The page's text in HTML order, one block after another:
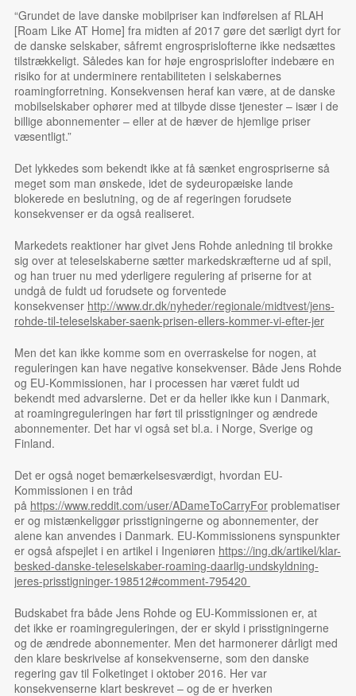
“Grundet de lave danske mobilpriser kan indførelsen af RLAH
[Roam Like AT Home] fra midten af 2017 gøre det særligt dyrt for
de danske selskaber, såfremt engrosprislofterne ikke nedsættes
tilstrækkeligt. Således kan for høje engrosprislofter indebære en
risiko for at underminere rentabiliteten i selskabernes
roamingforretning. Konsekvensen heraf kan være, at de danske
mobilselskaber ophører med at tilbyde disse tjenester – især i de
billige abonnementer – eller at de hæver de hjemlige priser
væsentligt.”
Det lykkedes som bekendt ikke at få sænket engrospriserne så
meget som man ønskede, idet de sydeuropæiske lande
blokerede en beslutning, og de af regeringen forudsete
konsekvenser er da også realiseret.
Markedets reaktioner har givet Jens Rohde anledning til brokke
sig over at teleselskaberne sætter markedskræfterne ud af spil,
og han truer nu med yderligere regulering af priserne for at
undgå de fuldt ud forudsete og forventede
konsekvenser http://www.dr.dk/nyheder/regionale/midtvest/jens-
rohde-til-teleselskaber-saenk-prisen-ellers-kommer-vi-efter-jer
Men det kan ikke komme som en overraskelse for nogen, at
reguleringen kan have negative konsekvenser. Både Jens Rohde
og EU-Kommissionen, har i processen har været fuldt ud
bekendt med advarslerne. Det er da heller ikke kun i Danmark,
at roamingreguleringen har ført til prisstigninger og ændrede
abonnementer. Det har vi også set bl.a. i Norge, Sverige og
Finland.
Det er også noget bemærkelsesværdigt, hvordan EU-
Kommissionen i en tråd
på https://www.reddit.com/user/ADameToCarryForproblematiser
er og mistænkeliggør prisstigningerne og abonnementer, der
alene kan anvendes i Danmark. EU-Kommissionens synspunkter
er også afspejlet i en artikel i Ingeniøren https://ing.dk/artikel/klar-
besked-danske-teleselskaber-roaming-daarlig-undskyldning-
jeres-prisstigninger-198512#comment-795420
Budskabet fra både Jens Rohde og EU-Kommissionen er, at
det ikke er roamingreguleringen, der er skyld i prisstigningerne
og de ændrede abonnementer. Men det harmonerer dårligt med
den klare beskrivelse af konsekvenserne, som den danske
regering gav til Folketinget i oktober 2016. Her var
konsekvenserne klart beskrevet – og de er hverken